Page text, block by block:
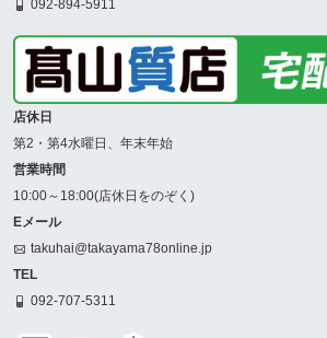
092-894-5911
店休日
第2・第4水曜日、年末年始
営業時間
10:00～18:00(店休日をのぞく)
Eメール
takuhai@takayama78online.jp
TEL
092-707-5311